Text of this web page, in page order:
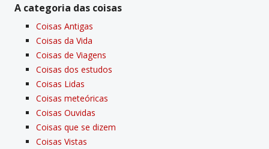
A categoria das coisas
Coisas Antigas
Coisas da Vida
Coisas de Viagens
Coisas dos estudos
Coisas Lidas
Coisas meteóricas
Coisas Ouvidas
Coisas que se dizem
Coisas Vistas